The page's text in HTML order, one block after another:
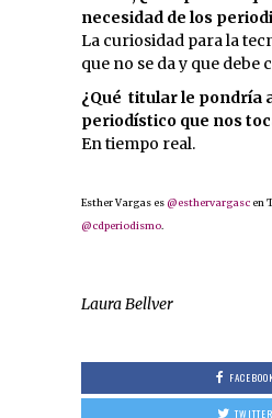
necesidad de los
La curiosidad para la
que no se da y que debe
¿Qué titular le pondría
periodístico que nos
En tiempo real.
Esther Vargas es @esthervargasc en
@cdperiodismo
Laura Bellver
TWITTER